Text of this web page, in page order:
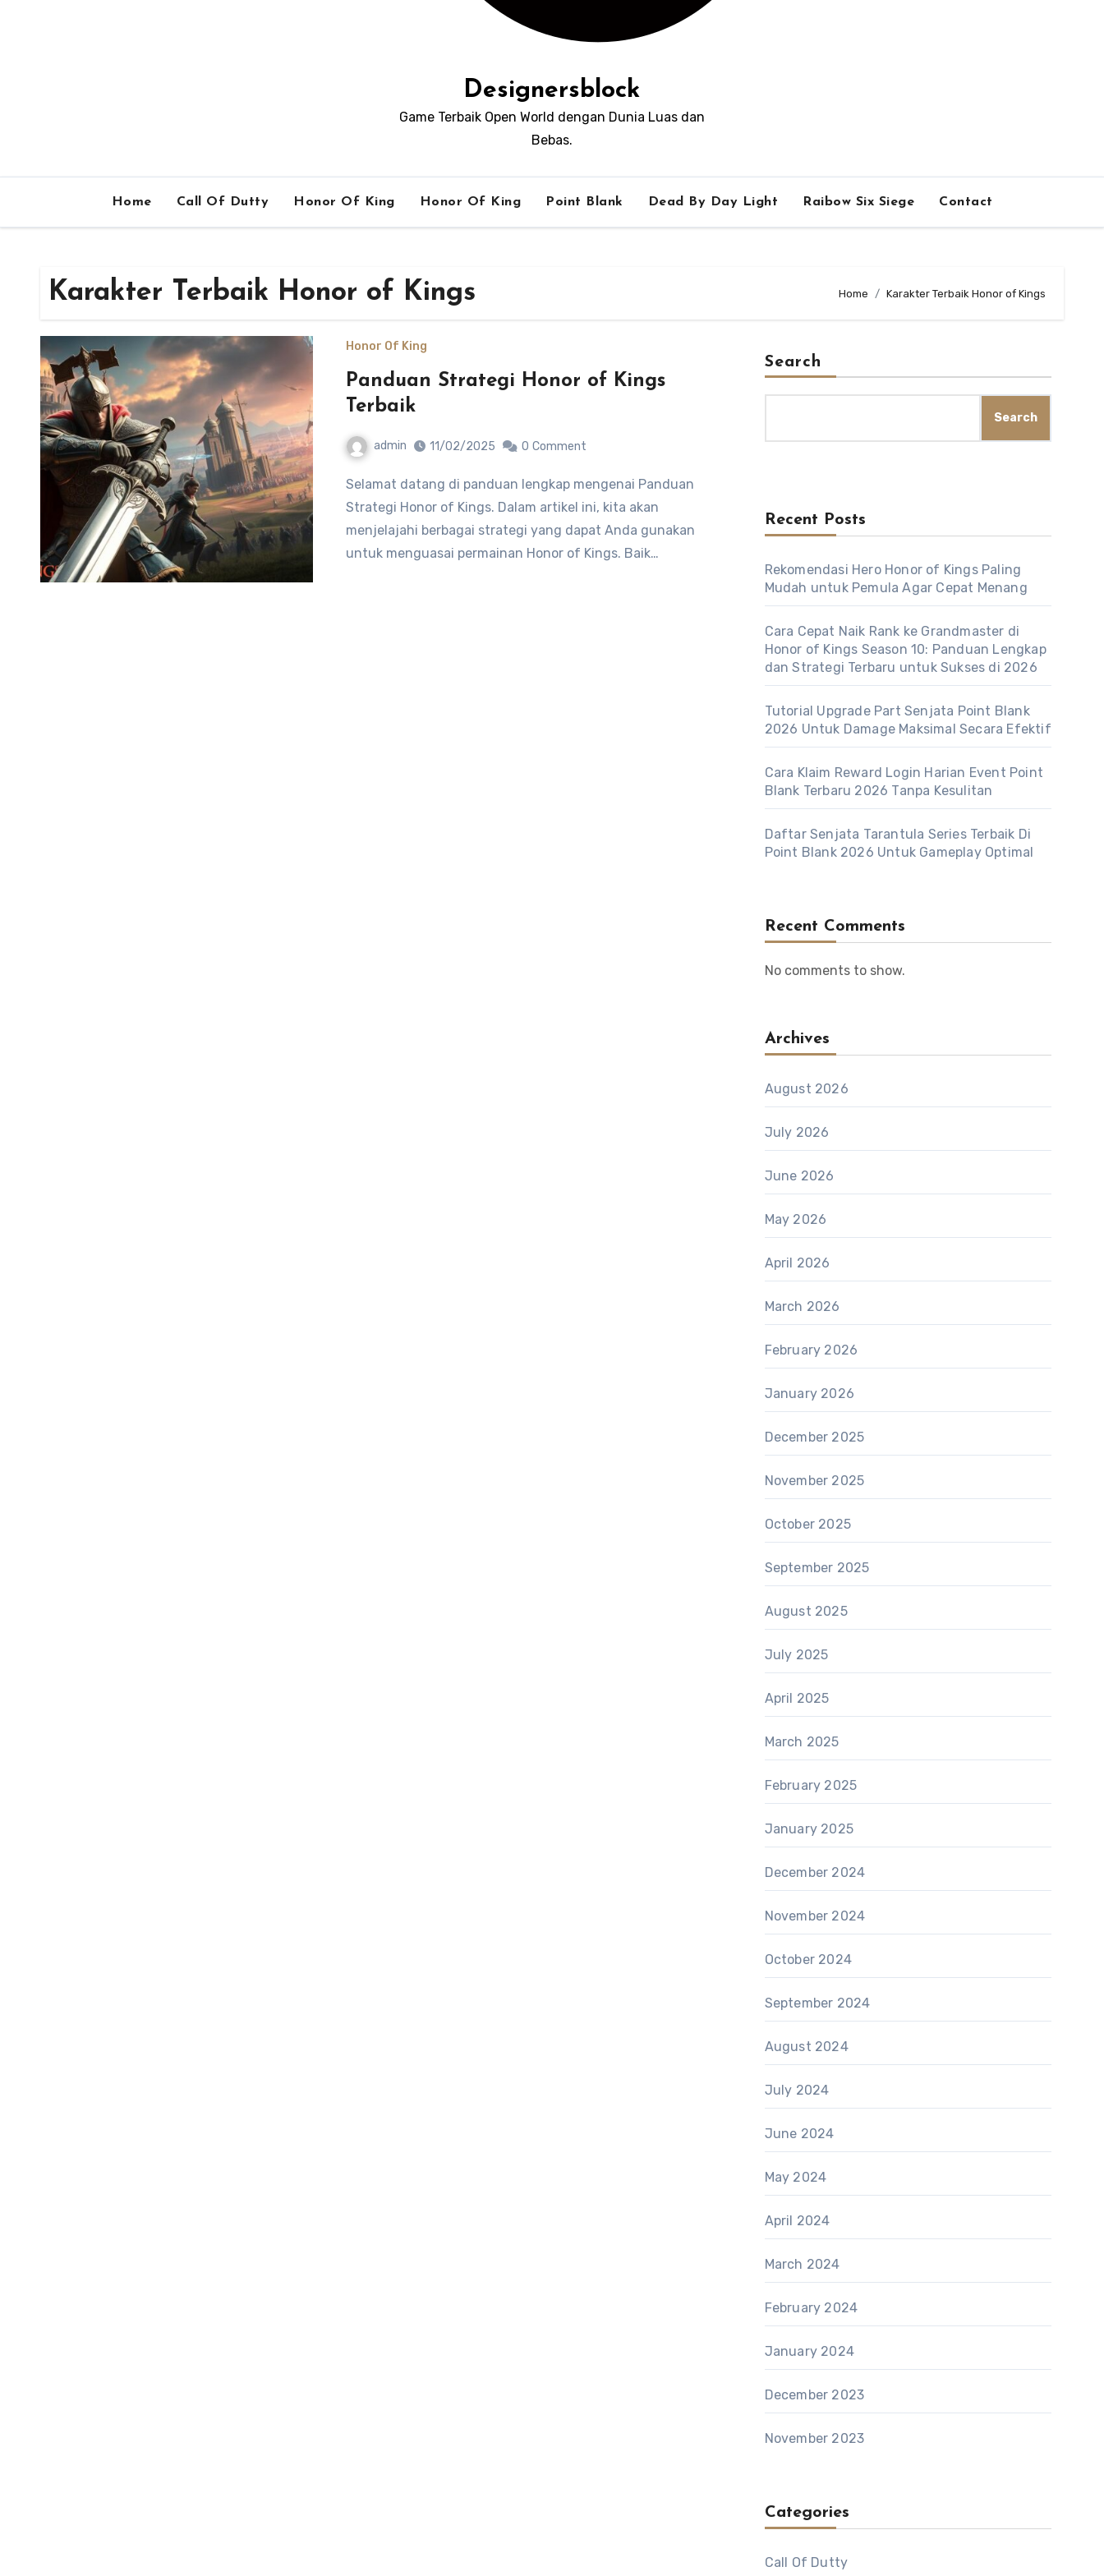
Designersblock
Game Terbaik Open World dengan Dunia Luas dan
Bebas.
Home Call Of Dutty Honor Of King Honor Of King Point Blank Dead By Day Light Raibow Six Siege Contact
Karakter Terbaik Honor of Kings Home Karakter Terbaik Honor of Kings
Honor Of King
Panduan Strategi Honor of Kings
Terbaik
admin 11/02/2025 0 Comment
Selamat datang di panduan lengkap mengenai Panduan
Strategi Honor of Kings. Dalam artikel ini, kita akan
menjelajahi berbagai strategi yang dapat Anda gunakan
untuk menguasai permainan Honor of Kings. Baik…
Search
Search
Recent Posts
Rekomendasi Hero Honor of Kings Paling
Mudah untuk Pemula Agar Cepat Menang
Cara Cepat Naik Rank ke Grandmaster di
Honor of Kings Season 10: Panduan Lengkap
dan Strategi Terbaru untuk Sukses di 2026
Tutorial Upgrade Part Senjata Point Blank
2026 Untuk Damage Maksimal Secara Efektif
Cara Klaim Reward Login Harian Event Point
Blank Terbaru 2026 Tanpa Kesulitan
Daftar Senjata Tarantula Series Terbaik Di
Point Blank 2026 Untuk Gameplay Optimal
Recent Comments
No comments to show.
Archives
August 2026
July 2026
June 2026
May 2026
April 2026
March 2026
February 2026
January 2026
December 2025
November 2025
October 2025
September 2025
August 2025
July 2025
April 2025
March 2025
February 2025
January 2025
December 2024
November 2024
October 2024
September 2024
August 2024
July 2024
June 2024
May 2024
April 2024
March 2024
February 2024
January 2024
December 2023
November 2023
Categories
Call Of Dutty